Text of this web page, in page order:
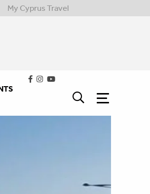
My Cyprus Travel